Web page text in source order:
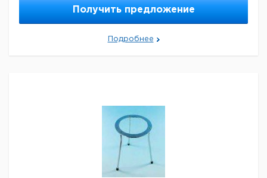
Получить предложение
Подробнее